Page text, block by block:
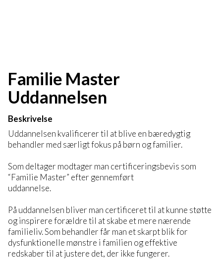
Familie Master
Uddannelsen
Beskrivelse
Uddannelsen kvalificerer til at blive en bæredygtig
behandler med særligt fokus på børn og familier.
Som deltager modtager man certificeringsbevis som
“Familie Master” efter gennemført
uddannelse.
På uddannelsen bliver man certificeret til at kunne støtte
og inspirere forældre til at skabe et mere nærende
familieliv. Som behandler får man et skarpt blik for
dysfunktionelle mønstre i familien og effektive
redskaber til at justere det, der ikke fungerer.